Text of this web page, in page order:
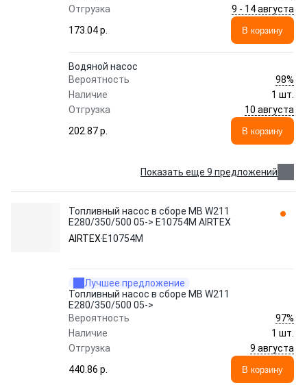
Отгрузка
9 - 14 августа
173.04 p.
В корзину
Водяной насос
Вероятность
98%
Наличие
1 шт.
Отгрузка
10 августа
202.87 p.
В корзину
Показать еще 9 предложений
Топливный насос в сборе MB W211
E280/350/500 05-> E10754M AIRTEX
AIRTEX E10754M
Лучшее предложение
Топливный насос в сборе MB W211
E280/350/500 05->
Вероятность
97%
Наличие
1 шт.
Отгрузка
9 августа
440.86 p.
В корзину